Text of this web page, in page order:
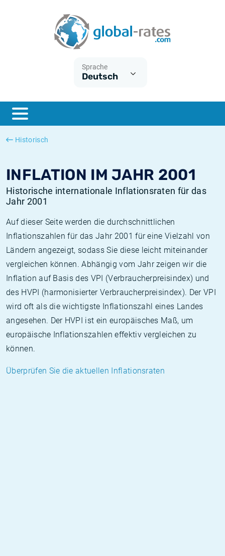
Sprache
Deutsch
Historisch
INFLATION IM JAHR 2001
Historische internationale Inflationsraten für das
Jahr 2001
Auf dieser Seite werden die durchschnittlichen
Inflationszahlen für das Jahr 2001 für eine Vielzahl von
Ländern angezeigt, sodass Sie diese leicht miteinander
vergleichen können. Abhängig vom Jahr zeigen wir die
Inflation auf Basis des VPI (Verbraucherpreisindex) und
des HVPI (harmonisierter Verbraucherpreisindex). Der VPI
wird oft als die wichtigste Inflationszahl eines Landes
angesehen. Der HVPI ist ein europäisches Maß, um
europäische Inflationszahlen effektiv vergleichen zu
können.
Überprüfen Sie die aktuellen Inflationsraten
ESTER
SONIA
Was ist die VPI-Inflation?
Was ist die HVPI-Inflation?
Deutsche inflation
Europäische inflation
Historische Euribor-Sätze
Historische ESTER-Sätze
Historische SOFR-Sätze
Historische SONIA-Sätze
Inflationsrechner